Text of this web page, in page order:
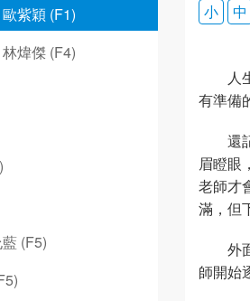
紫穎 (F1)
煒傑 (F4)
(F5)
小 中
人
有準備
還
眉瞪眼
老師才
滿，但
外
師開始